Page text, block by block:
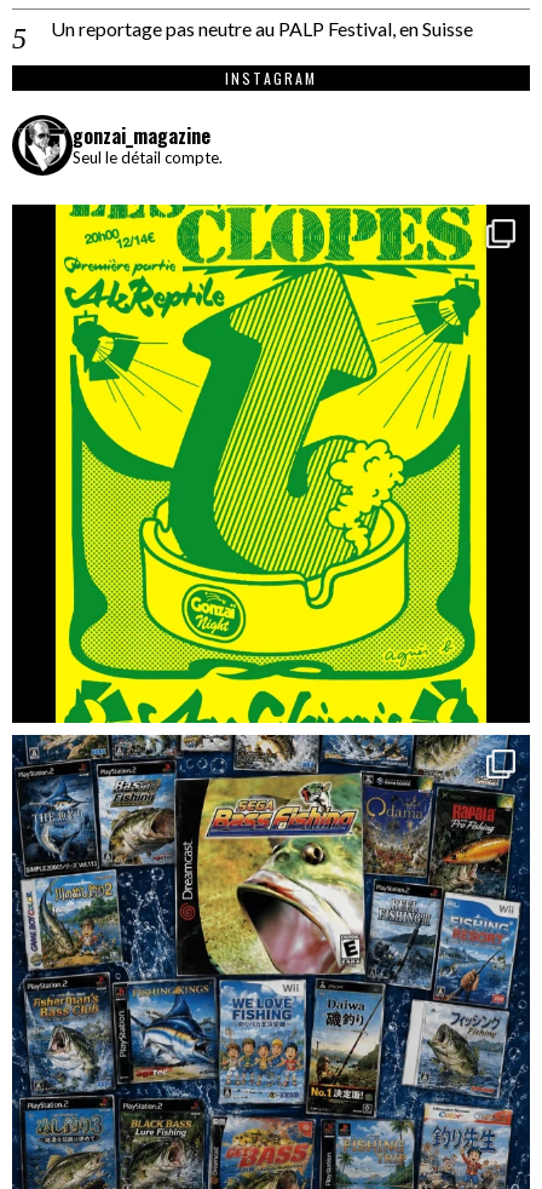
Un reportage pas neutre au PALP Festival, en Suisse
INSTAGRAM
gonzai_magazine
Seul le détail compte.